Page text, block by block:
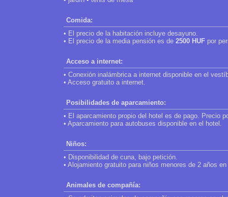
Comida:
• El precio de la habitación incluye desayuno.
• El precio de la media pensión es de 2500 HUF por
Acceso a internet:
• Conexión inalámbrica a internet disponible en el
• Acceso gratuito a internet.
Posibilidades de aparcamiento:
• El aparcamiento propio del hotel es de pago. Precio
• Aparcamiento para autobuses disponible en el hotel.
Niños:
• Disponibilidad de cuna, bajo petición.
• Alojamiento gratuito para niños menores de 2 años
Animales de compañía: